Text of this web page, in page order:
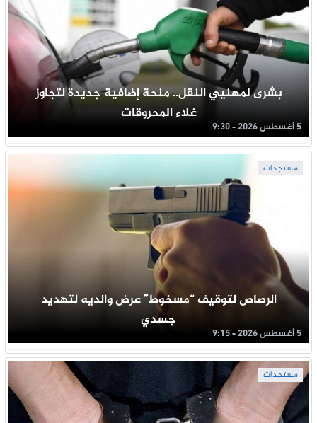
بشرى لمهنيي النقل.. منحة إضافية جديدة لتجاوز
غلاء المحروقات
5 أغسطس 2026 - 9:30
مستجدات
الرصاص لتوقيف “مسخوط” عرض والديه لتهديد
جسدي
5 أغسطس 2026 - 9:15
مستجدات